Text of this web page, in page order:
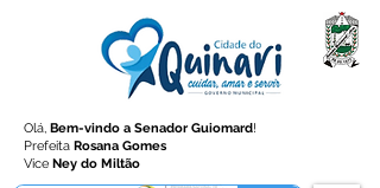
Olá, Bem-vindo a Senador Guiomard!
Prefeita Rosana Gomes
Vice Ney do Miltão